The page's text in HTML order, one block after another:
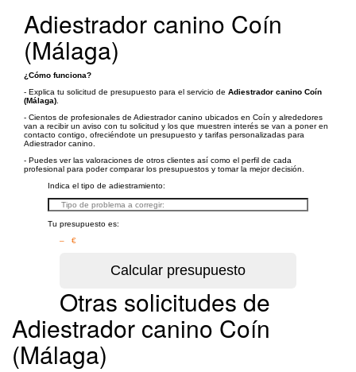
Adiestrador canino Coín
(Málaga)
¿Cómo funciona?
- Explica tu solicitud de presupuesto para el servicio de Adiestrador canino Coín
(Málaga)
- Cientos de profesionales de Adiestrador canino ubicados en Coín y alrededores
van a recibir un aviso con tu solicitud y los que muestren interés se van a poner en
contacto contigo, ofreciéndote un presupuesto y tarifas personalizadas para
Adiestrador canino.
- Puedes ver las valoraciones de otros clientes así como el perfil de cada
profesional para poder comparar los presupuestos y tomar la mejor decisión.
Indica el tipo de adiestramiento:
Tu presupuesto es:
– €
Otras solicitudes de
Adiestrador canino Coín
(Málaga)